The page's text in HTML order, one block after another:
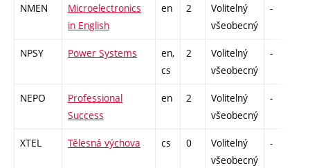
NMEN
Microelectronics
in English
en 2
Volitelný
všeobecný
-
NPSY Power Systems
en,
cs
2
Volitelný
všeobecný
-
NEPO
Professional
Success
en 2
Volitelný
všeobecný
-
XTEL Tělesná výchova cs 0
Volitelný
všeobecný
-